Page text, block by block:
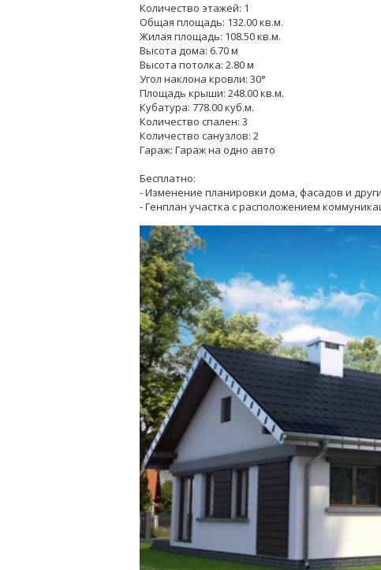
Количество этажей: 1
Общая площадь: 132.00 кв.м.
Жилая площадь: 108.50 кв.м.
Высота дома: 6.70 м
Высота потолка: 2.80 м
Угол наклона кровли: 30°
Площадь крыши: 248.00 кв.м.
Кубатура: 778.00 куб.м.
Количество спален: 3
Количество санузлов: 2
Гараж: Гараж на одно авто
Бесплатно:
- Изменение планировки дома, фасадов и
- Генплан участка с расположением